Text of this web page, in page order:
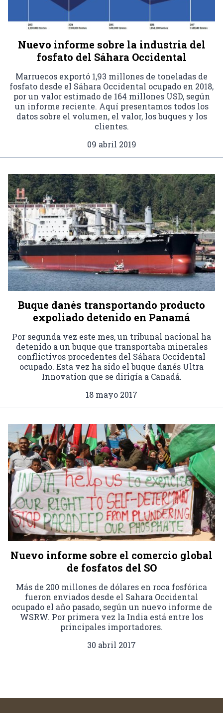
Nuevo informe sobre la industria del
fosfato del Sáhara Occidental
Marruecos exportó 1,93 millones de toneladas de
fosfato desde el Sáhara Occidental ocupado en 2018,
por un valor estimado de 164 millones USD, según
un informe reciente. Aquí presentamos todos los
datos sobre el volumen, el valor, los buques y los
clientes.
09 abril 2019
Buque danés transportando producto
expoliado detenido en Panamá
Por segunda vez este mes, un tribunal nacional ha
detenido a un buque que transportaba minerales
conflictivos procedentes del Sáhara Occidental
ocupado. Esta vez ha sido el buque danés Ultra
Innovation que se dirigía a Canadá.
18 mayo 2017
Nuevo informe sobre el comercio global
de fosfatos del SO
Más de 200 millones de dólares en roca fosfórica
fueron enviados desde el Sahara Occidental
ocupado el año pasado, según un nuevo informe de
WSRW. Por primera vez la India está entre los
principales importadores.
30 abril 2017